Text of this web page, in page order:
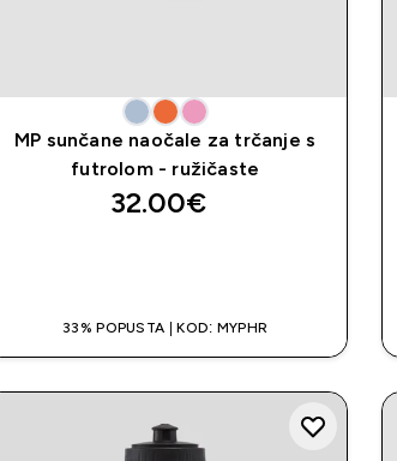
MP sunčane naočale za trčanje s
futrolom - ružičaste
32.00€‎
33% POPUSTA | KOD: MYPHR